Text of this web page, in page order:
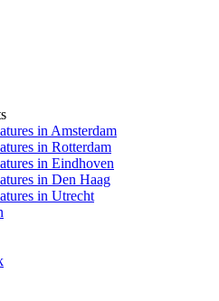
in Amsterdam
in Rotterdam
in Eindhoven
in Den Haag
in Utrecht